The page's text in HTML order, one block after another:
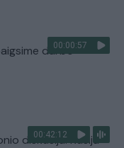
00:00:57
darbo
00:42:12
diskusija: Rusija